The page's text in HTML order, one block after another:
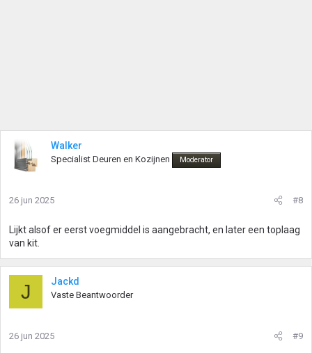
Walker
Specialist Deuren en Kozijnen Moderator
26 jun 2025 #8
Lijkt alsof er eerst voegmiddel is aangebracht, en later een toplaag
van kit.
J Jackd
Vaste Beantwoorder
26 jun 2025 #9